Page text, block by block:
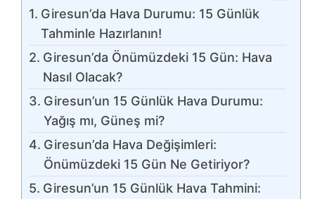
Giresun’da Hava Durumu: 15 Günlük
Tahminle Hazırlanın!
Giresun’da Önümüzdeki 15 Gün: Hava
Nasıl Olacak?
Giresun’un 15 Günlük Hava Durumu:
Yağış mı, Güneş mi?
Giresun’da Hava Değişimleri:
Önümüzdeki 15 Gün Ne Getiriyor?
Giresun’un 15 Günlük Hava Tahmini: